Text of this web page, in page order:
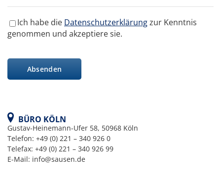
Ich habe die Datenschutzerklärungzur Kenntnis
genommen und akzeptiere sie.
BÜRO KÖLN
Gustav-Heinemann-Ufer 58, 50968 Köln
Telefon: +49 (0) 221 – 340 926 0
Telefax: +49 (0) 221 – 340 926 99
E-Mail: info@sausen.de